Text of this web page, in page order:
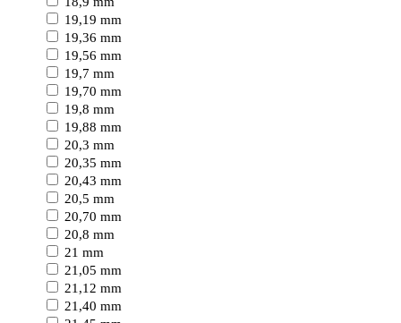
19,19 mm
19,36 mm
19,56 mm
19,7 mm
19,70 mm
19,8 mm
19,88 mm
20,3 mm
20,35 mm
20,43 mm
20,5 mm
20,70 mm
20,8 mm
21 mm
21,05 mm
21,12 mm
21,40 mm